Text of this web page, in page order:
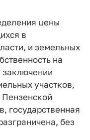
цены
в
и земельных
на
заключении
участков,
Пензенской
государственная
без